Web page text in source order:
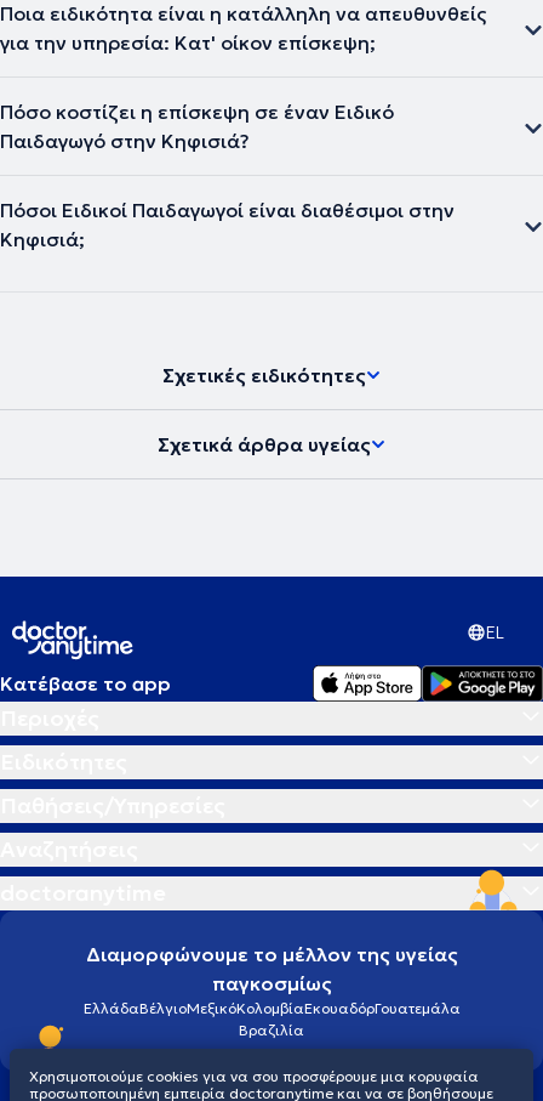
Ποια ειδικότητα είναι η κατάλληλη να απευθυνθείς
για την υπηρεσία: Κατ' οίκον επίσκεψη;
Πόσο κοστίζει η επίσκεψη σε έναν Ειδικό
Παιδαγωγό στην Κηφισιά?
Πόσοι Ειδικοί Παιδαγωγοί είναι διαθέσιμοι στην
Κηφισιά;
Σχετικές ειδικότητες
Σχετικά άρθρα υγείας
EL
Κατέβασε το app
Διαμορφώνουμε το μέλλον της υγείας
παγκοσμίως
ΕλλάδαΒέλγιοΜεξικόΚολομβίαΕκουαδόρΓουατεμάλα
Βραζιλία
Χρησιμοποιούμε cookies για να σου προσφέρουμε μια κορυφαία
προσωποποιημένη εμπειρία doctoranytime και να σε βοηθήσουμε